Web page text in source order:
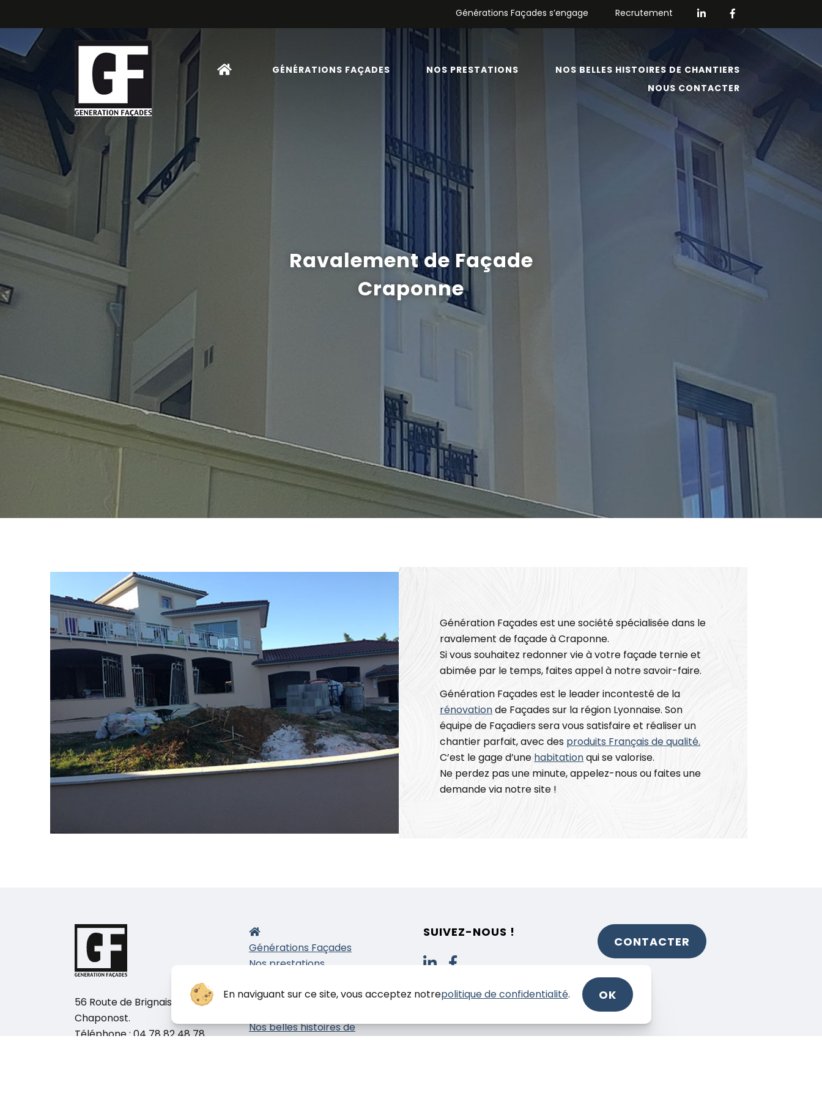
En naviguant sur ce site, vous acceptez notrepolitique de confidentialité. OK
Générations Façades s’engage Recrutement
GÉNÉRATIONS FAÇADES NOS PRESTATIONS
NOS BELLES HISTOIRES DE CHANTIERS
NOUS CONTACTER
Ravalement de Façade
Craponne
Génération Façades est une société spécialisée dans le
ravalement de façade à Craponne.
Si vous souhaitez redonner vie à votre façade ternie et
abimée par le temps, faites appel à notre savoir-faire.
Génération Façades est le leader incontesté de la
rénovationde Façades sur la région Lyonnaise. Son
équipe de Façadiers sera vous satisfaire et réaliser un
chantier parfait, avec des produits Français de qualité.
C’est le gage d’une habitationqui se valorise.
Ne perdez pas une minute, appelez-nous ou faites une
demande via notre site !
56 Route de Brignais, 69630
Chaponost.
Téléphone :04 78 82 48 78
Générations Façades
Nos prestations
Peinture
Nos belles histoires de
SUIVEZ-NOUS !
CONTACTER